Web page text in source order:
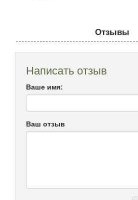
Отзывы
Написать отзыв
Ваше имя:
Ваш отзыв